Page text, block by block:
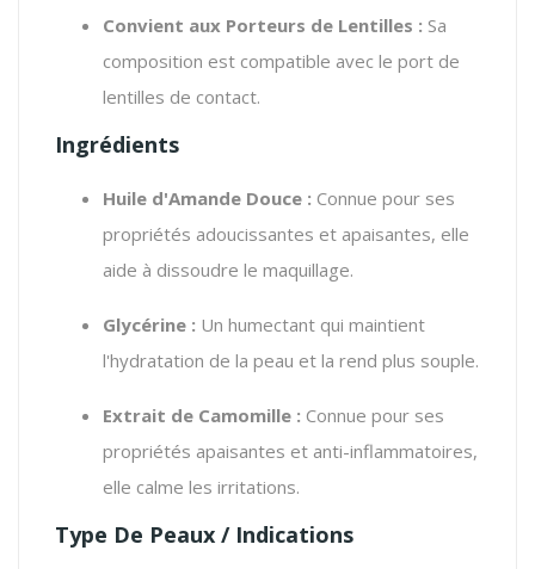
Convient aux Porteurs de Lentilles : Sa
composition est compatible avec le port de
lentilles de contact.
Ingrédients
Huile d'Amande Douce : Connue pour ses
propriétés adoucissantes et apaisantes, elle
aide à dissoudre le maquillage.
Glycérine : Un humectant qui maintient
l'hydratation de la peau et la rend plus souple.
Extrait de Camomille : Connue pour ses
propriétés apaisantes et anti-inflammatoires,
elle calme les irritations.
Type De Peaux / Indications